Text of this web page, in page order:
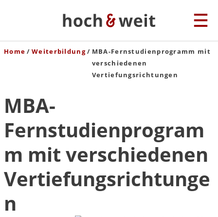
Home Weiterbildung
MBA-Fernstudienprogramm mit
verschiedenen
Vertiefungsrichtungen
MBA-
Fernstudienprogram
m mit verschiedenen
Vertiefungsrichtunge
n